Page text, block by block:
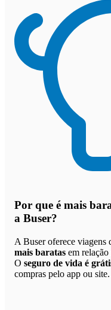
Por que é mais
a Buser?
A Buser oferece viagens
mais baratas em
O seguro de vida é
compras pelo app ou site.